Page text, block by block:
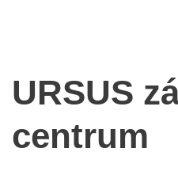
URSUS
centrum